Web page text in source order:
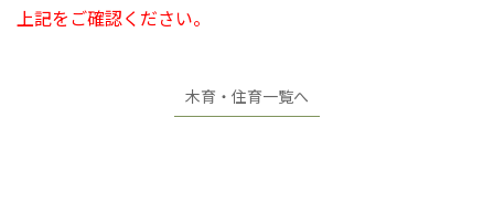
上記をご確認ください。
木育・住育一覧へ